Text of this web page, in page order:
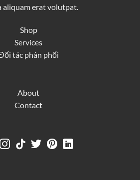
aliquam erat volutpat.
Shop
Services
tác phân phối
About
Contact